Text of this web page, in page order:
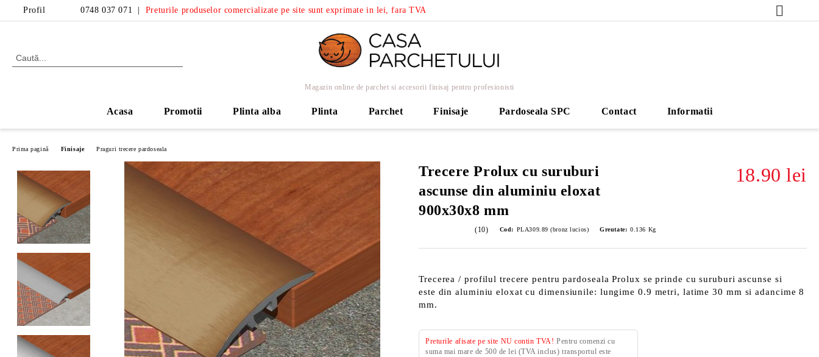
Profil 0748 037 071 Preturile produselor comercializate pe site sunt exprimate in lei, fara TVA
Magazin online de parchet si accesorii finisaj pentru profesionisti
Acasa Promotii Plinta alba Plinta Parchet Finisaje Pardoseala SPC Contact Informatii
Prima pagină Finisaje Praguri trecere pardoseala
Trecere Prolux cu suruburi
ascunse din aluminiu eloxat
900x30x8 mm
18.90 lei
(10) Cod: PLA309.89 (bronz lucios) Greutate: 0.136 Kg
Trecerea / profilul trecere pentru pardoseala Prolux se prinde cu suruburi ascunse si
este din aluminiu eloxat cu dimensiunile: lungime 0.9 metri, latime 30 mm si adancime 8
mm.
Preturile afisate pe site NU contin TVA! Pentru comenzi cu
suma mai mare de 500 de lei (TVA inclus) transportul este